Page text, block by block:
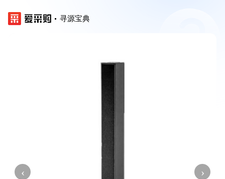
寻源宝典
‹ ›